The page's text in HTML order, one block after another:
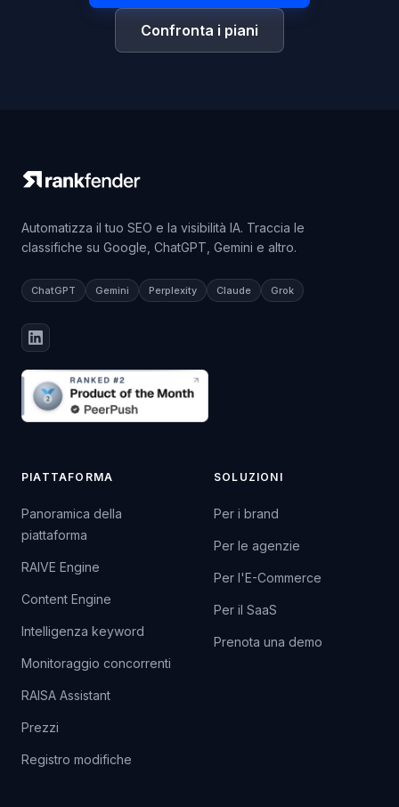
Confronta i piani
Automatizza il tuo SEO e la visibilità IA. Traccia le
classifiche su Google, ChatGPT, Gemini e altro.
ChatGPT Gemini Perplexity Claude Grok
PIATTAFORMA
Panoramica della
piattaforma
RAIVE Engine
Content Engine
Intelligenza keyword
Monitoraggio concorrenti
RAISA Assistant
Prezzi
Registro modifiche
SOLUZIONI
Per i brand
Per le agenzie
Per l'E-Commerce
Per il SaaS
Prenota una demo